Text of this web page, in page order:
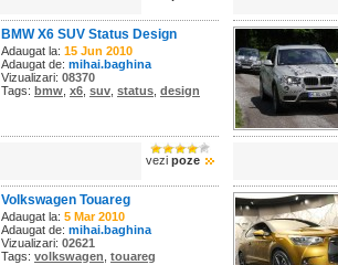
BMW X6 SUV Status Design
Adaugat la: 15 Jun 2010
Adaugat de: mihai.baghina
Vizualizari: 08370
Tags: bmw x6 suv status design
vezi poze
Volkswagen Touareg
Adaugat la: 5 Mar 2010
Adaugat de: mihai.baghina
Vizualizari: 02621
Tags: volkswagen touareg